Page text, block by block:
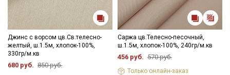
Джинс с ворсом цв.Св.телесно-
желтый, ш.1.5м, хлопок-100%,
330гр/м.кв
680 руб. 850 руб.
Саржа цв.Телесно-песочный,
ш.1.5м, хлопок-100%, 240гр/м.кв
456 руб. 570 руб.
Только онлайн-заказ